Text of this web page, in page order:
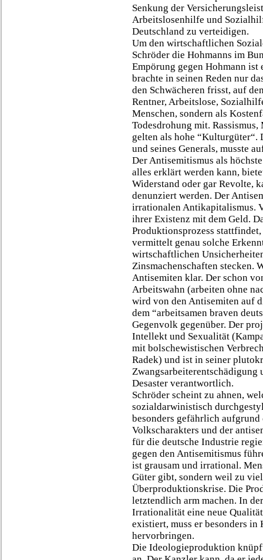
Senkung der
Arbeitslosenhilfe und
Deutschland zu verteidigen.
Um den wirtschaftlichen
Schröder die Hohmanns im
Empörung gegen Hohmann ist
brachte in seinen Reden nur
den Schwächeren frisst, auf
Rentner, Arbeitslose,
Menschen, sondern als
Todesdrohung mit.
gelten als hohe “Kulturgüter“.
und seines Generals, musste
Der Antisemitismus als
alles erklärt werden kann,
Widerstand oder gar Revolte,
denunziert werden. Der
irrationalen Antikapitalismus.
ihrer Existenz mit dem Geld.
Produktionsprozess
vermittelt genau solche
wirtschaftlichen
Zinsmachenschaften stecken.
Antisemiten klar. Der schon
Arbeitswahn (arbeiten ohne
wird von den Antisemiten auf
dem “arbeitsamen braven
Gegenvolk gegenüber. Der
Intellekt und Sexualität
mit bolschewistischen
Radek) und ist in seiner
Desaster verantwortlich.
Schröder scheint zu ahnen,
sozialdarwinistisch
besonders gefährlich
Volkscharakters und der
für die deutsche Industrie
gegen den Antisemitismus
ist grausam und irrational.
Güter gibt, sondern weil zu
Überproduktionskrise. Die
letztendlich arm machen. In
Irrationalität eine neue
existiert, muss er besonders
hervorbringen.
Die Ideologieproduktion